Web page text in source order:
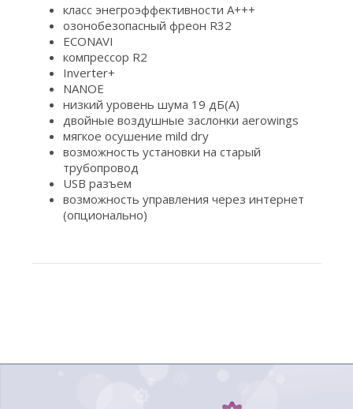
класс энегроэффективности А+++
озонобезопасный фреон R32
ECONAVI
компрессор R2
Inverter+
NANOE
низкий уровень шума 19 дБ(А)
двойные воздушные заслонки aerowings
мягкое осушение mild dry
возможность установки на старый
трубопровод
USB разъем
возможность управления через интернет
(опционально)